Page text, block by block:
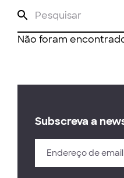
Não foram
Subscreva a